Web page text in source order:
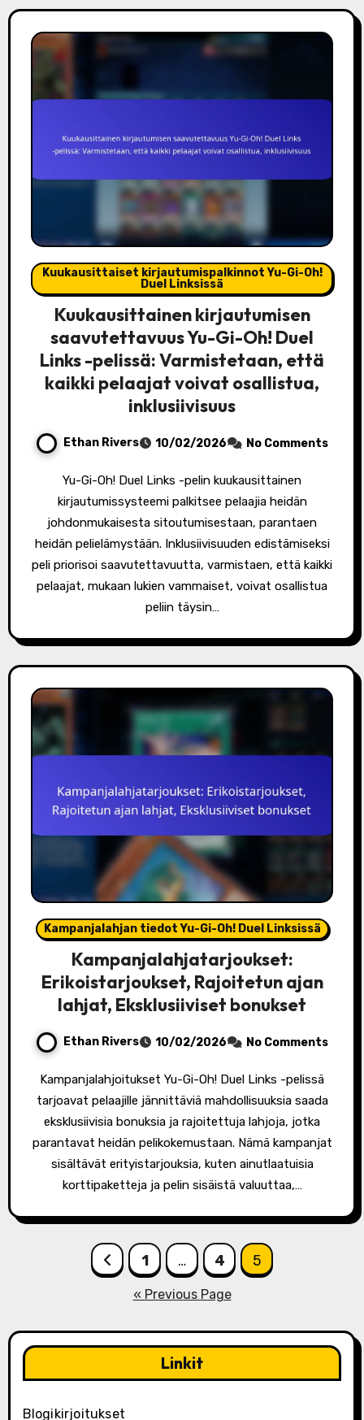
Kuukausittaiset kirjautumispalkinnot Yu-Gi-Oh!
Duel Linksissä
Kuukausittainen kirjautumisen
saavutettavuus Yu-Gi-Oh! Duel
Links -pelissä: Varmistetaan, että
kaikki pelaajat voivat osallistua,
inklusiivisuus
Ethan Rivers 10/02/2026 No Comments
Yu-Gi-Oh! Duel Links -pelin kuukausittainen
kirjautumissysteemi palkitsee pelaajia heidän
johdonmukaisesta sitoutumisestaan, parantaen
heidän pelielämystään. Inklusiivisuuden edistämiseksi
peli priorisoi saavutettavuutta, varmistaen, että kaikki
pelaajat, mukaan lukien vammaiset, voivat osallistua
peliin täysin…
Kampanjalahjan tiedot Yu-Gi-Oh! Duel Linksissä
Kampanjalahjatarjoukset:
Erikoistarjoukset, Rajoitetun ajan
lahjat, Eksklusiiviset bonukset
Ethan Rivers 10/02/2026 No Comments
Kampanjalahjoitukset Yu-Gi-Oh! Duel Links -pelissä
tarjoavat pelaajille jännittäviä mahdollisuuksia saada
eksklusiivisia bonuksia ja rajoitettuja lahjoja, jotka
parantavat heidän pelikokemustaan. Nämä kampanjat
sisältävät erityistarjouksia, kuten ainutlaatuisia
korttipaketteja ja pelin sisäistä valuuttaa,…
pagination
1 … 4 5
« Previous Page
Linkit
Blogikirjoitukset